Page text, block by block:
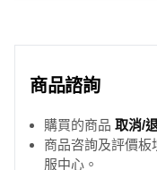
商品諮詢
購買的商品 取消/
商品咨詢及評價
服中心。